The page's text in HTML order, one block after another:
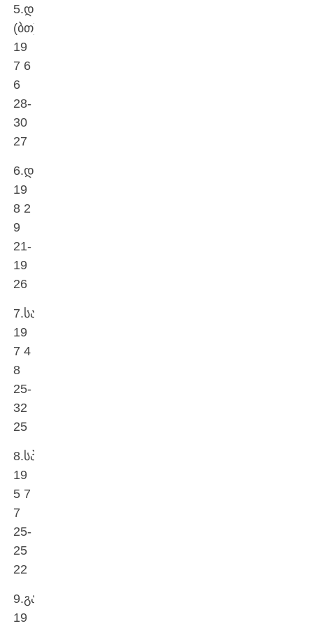
5.დინამო
(ბთ)
19
7 6
6
28-
30
27
6.დილა
19
8 2
9
21-
19
26
7.სამგურალი
19
7 4
8
25-
32
25
8.სპაერი
19
5 7
7
25-
25
22
9.გაგრა
19